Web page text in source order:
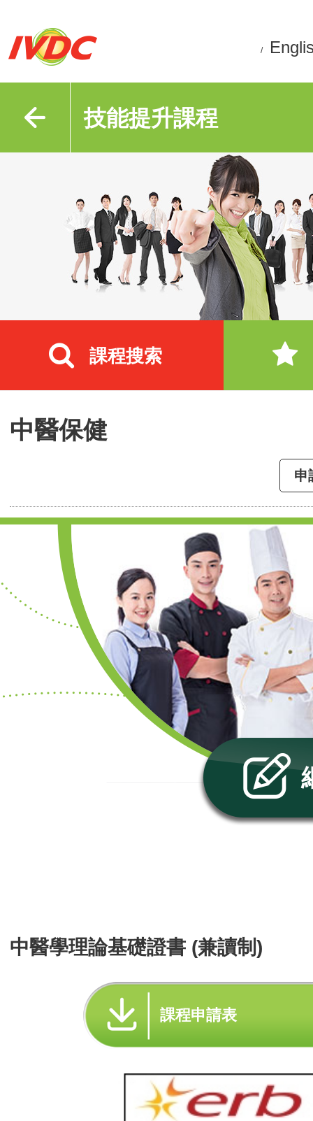
/
技能提升課程
課程搜索
中醫保健
申
中醫學理論基礎證書 (兼讀制)
課程申請表